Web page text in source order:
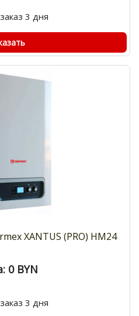
3 дня
XANTUS (PRO) HM24
0 BYN
3 дня